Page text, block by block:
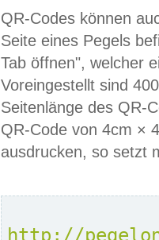
QR-Codes können
Seite eines Pegels
Tab öffnen", welcher
Voreingestellt sind
Seitenlänge des QR-
QR-Code von 4cm ×
ausdrucken, so setzt
http://